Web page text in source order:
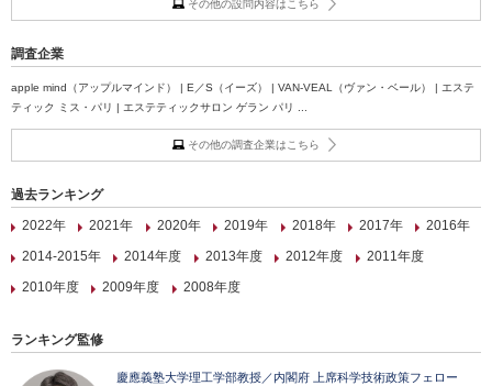
その他の設問内容はこちら
調査企業
apple mind（アップルマインド） | E／S（イーズ） | VAN-VEAL（ヴァン・ベール） | エステ
ティック ミス・パリ | エステティックサロン ゲラン パリ ...
その他の調査企業はこちら
過去ランキング
2022年
2021年 2020年 2019年 2018年 2017年
2016年
2014-2015年
2014年度 2013年度 2012年度
2011年度
2010年度
2009年度 2008年度
ランキング監修
慶應義塾大学理工学部教授／内閣府 上席科学技術政策フェロー